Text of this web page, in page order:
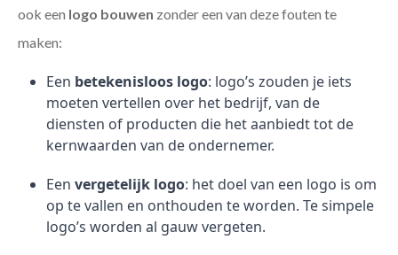
ook een logo bouwen zonder een van deze fouten te
maken:
Een betekenisloos logo: logo’s zouden je iets
moeten vertellen over het bedrijf, van de
diensten of producten die het aanbiedt tot de
kernwaarden van de ondernemer.
Een vergetelijk logo: het doel van een logo is om
op te vallen en onthouden te worden. Te simpele
logo’s worden al gauw vergeten.